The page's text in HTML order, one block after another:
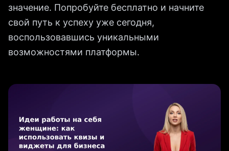
значение. Попробуйте бесплатно и начните
свой путь к успеху уже сегодня,
воспользовавшись уникальными
возможностями платформы.